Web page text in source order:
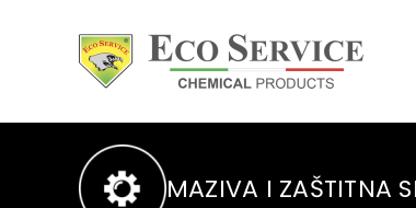
MAZIVA I ZAŠTITNA